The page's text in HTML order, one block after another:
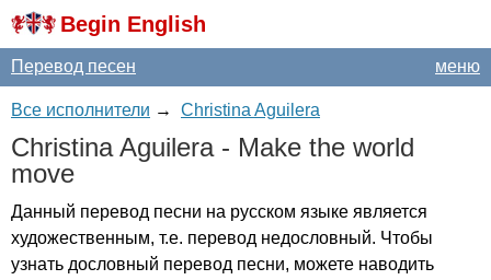
Begin English
меню
Перевод песен
Все исполнители → Christina Aguilera
Christina Aguilera- Make the world
move
Данный перевод песни на русском языке является
художественным, т.е. перевод недословный. Чтобы
узнать дословный перевод песни, можете наводить